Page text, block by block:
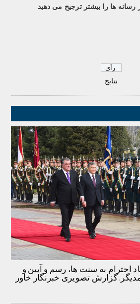
ها را بيشتر ترجيح می دهيد
نتایج
احترام به سنت ها، رسم و آیین و
گزارش تصویری خبرنگار خاور